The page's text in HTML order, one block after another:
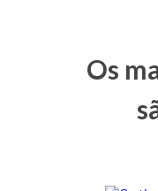
Os